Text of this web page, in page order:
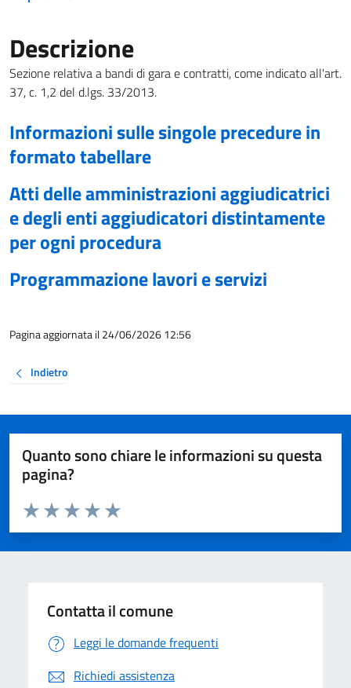
Descrizione
Sezione relativa a bandi di gara e contratti, come indicato all'art.
37, c. 1,2 del d.lgs. 33/2013.
Informazioni sulle singole precedure in
formato tabellare
Atti delle amministrazioni aggiudicatrici
e degli enti aggiudicatori distintamente
per ogni procedura
Programmazione lavori e servizi
Pagina aggiornata il 24/06/2026 12:56
Indietro
Quanto sono chiare le informazioni su questa
pagina?
Valuta da 1 a 5 stelle la pagina
Valuta 5 stelle su 5
Valuta 4 stelle su 5
Valuta 3 stelle su 5
Valuta 2 stelle su 5
Valuta 1 stelle su 5
Contatta il comune
Leggi le domande frequenti
Richiedi assistenza